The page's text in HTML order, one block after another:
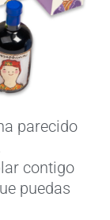
parecido
contigo
puedas